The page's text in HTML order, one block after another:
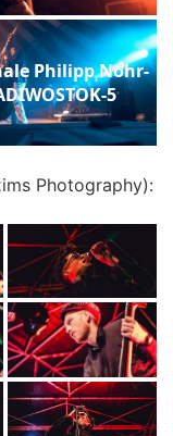
Philipp Nöhr-
5
Photography):